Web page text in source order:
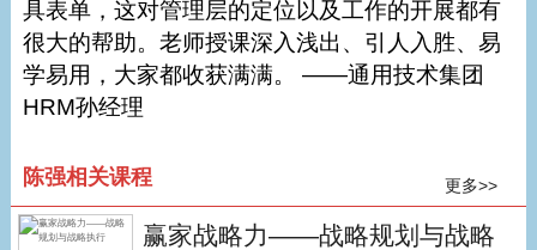
具表单，这对管理层的定位以及工作的开展都有
很大的帮助。老师授课深入浅出、引人入胜、易
学易用，大家都收获满满。 ——通用技术集团
HRM孙经理
陈强相关课程 更多>>
赢家战略力——战略规划与战略